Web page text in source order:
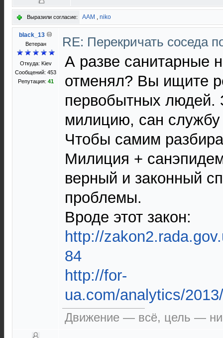
Выразили согласие: AAM , niko
black_13
Ветеран
Откуда: Kiev
Сообщений: 453
Репутация: 41
RE: Перекричать соседа
А разве санитарные
отменял? Вы ищите
первобытных
милицию, сан службу
Чтобы самим
Милиция +
верный и законный
проблемы.
Вроде этот закон:
http://
84
http://for-
ua.com/analytics/
Движение — всё, цель —